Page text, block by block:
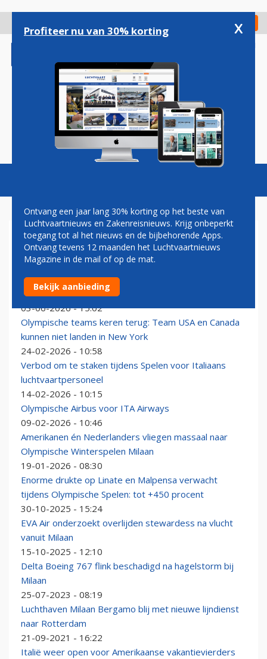
gaan
Check in
Magazine Podcasts Vacatures
MILAAN
Intercontinentaal vliegen vanaf stadsairport Milaan
Linate: maar wel alleen voor Business Class
03-06-2026 - 15:02
Olympische teams keren terug: Team USA en Canada
kunnen niet landen in New York
24-02-2026 - 10:58
Verbod om te staken tijdens Spelen voor Italiaans
luchtvaartpersoneel
14-02-2026 - 10:15
Olympische Airbus voor ITA Airways
09-02-2026 - 10:46
Amerikanen én Nederlanders vliegen massaal naar
Olympische Winterspelen Milaan
19-01-2026 - 08:30
Enorme drukte op Linate en Malpensa verwacht
tijdens Olympische Spelen: tot +450 procent
30-10-2025 - 15:24
EVA Air onderzoekt overlijden stewardess na vlucht
vanuit Milaan
15-10-2025 - 12:10
Delta Boeing 767 flink beschadigd na hagelstorm bij
Milaan
25-07-2023 - 08:19
Luchthaven Milaan Bergamo blij met nieuwe lijndienst
naar Rotterdam
21-09-2021 - 16:22
Italië weer open voor Amerikaanse vakantievierders
Profiteer nu van 30% korting x
Ontvang een jaar lang 30% korting op het beste van
Luchtvaartnieuws en Zakenreisnieuws. Krijg onbeperkt
toegang tot al het nieuws en de bijbehorende Apps.
Ontvang tevens 12 maanden het Luchtvaartnieuws
Magazine in de mail of op de mat.
Bekijk aanbieding